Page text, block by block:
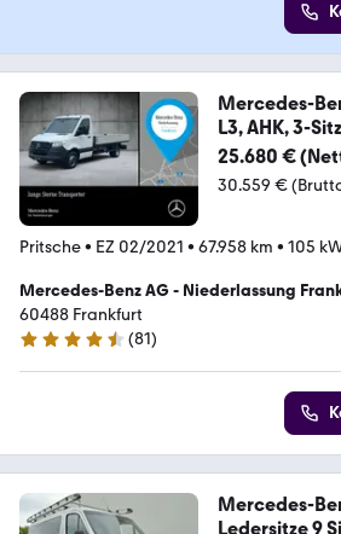
Mercedes-
L3, AHK, 3-
25.680 €
30.559 €
Pritsche• EZ 02/2021 • 67.958 km • 105
Mercedes-Benz AG - Niederlassung
60488 Frankfurt
4.7 Sterne
(81)
Mercedes-
Ledersitze 9